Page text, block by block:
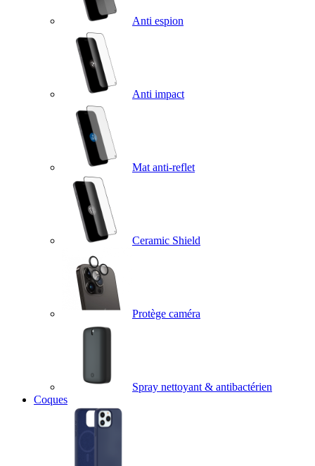
Anti espion
Anti impact
Mat anti-reflet
Ceramic Shield
Protège caméra
Spray nettoyant & antibactérien
Coques